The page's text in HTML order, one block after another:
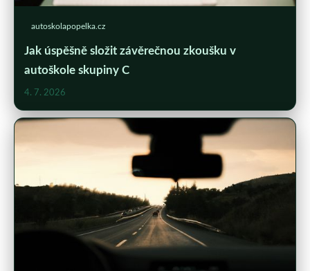
autoskolapopelka.cz
Jak úspěšně složit závěrečnou zkoušku v
autoškole skupiny C
4. 7. 2026